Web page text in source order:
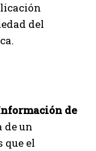
del
de
de un
el